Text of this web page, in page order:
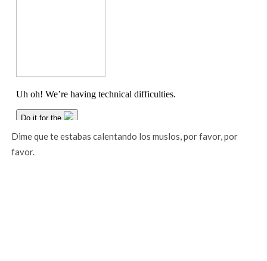
Dime que te estabas calentando los muslos, por favor, por
favor.